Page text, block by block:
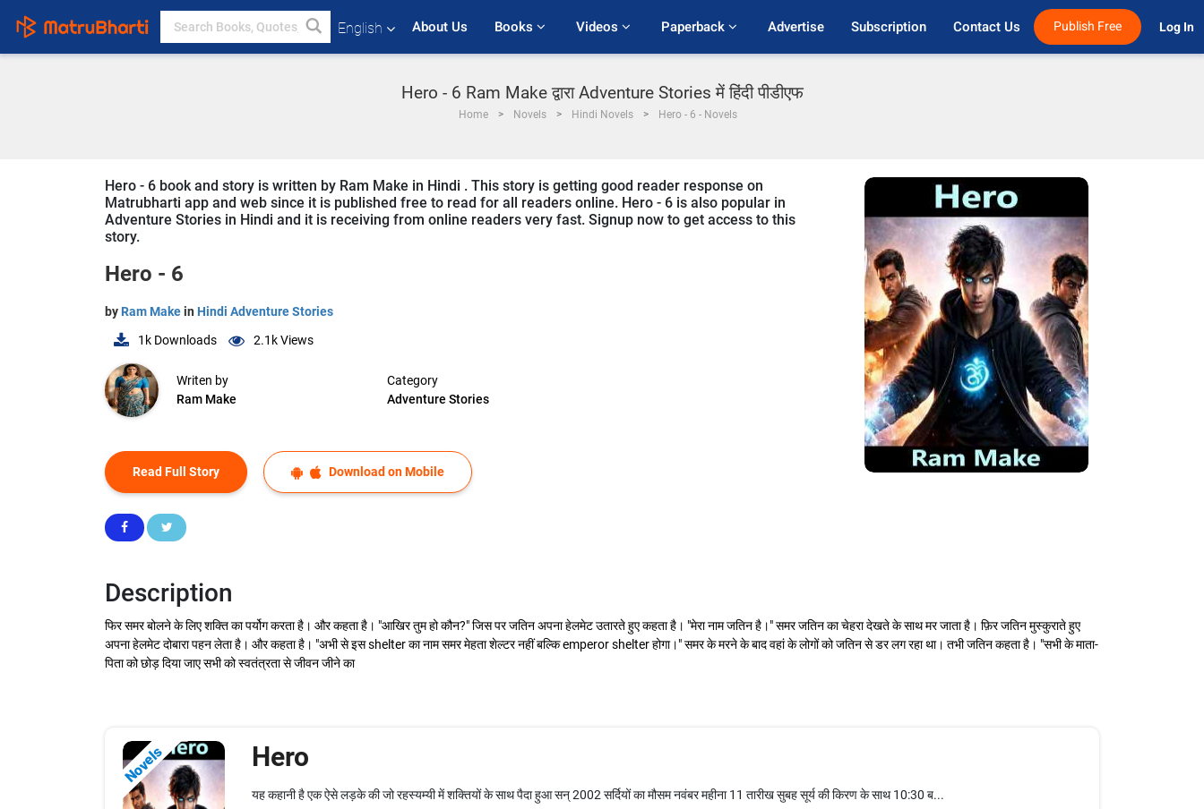
English About Us Books Videos Paperback Advertise Subscription Contact Us Publish Free Log In
Hero - 6 Ram Make द्वारा Adventure Stories में हिंदी पीडीएफ
Home Novels Hindi Novels Hero - 6 - Novels
Hero - 6 book and story is written by Ram Make in Hindi . This story is getting good reader response on
Matrubharti app and web since it is published free to read for all readers online. Hero - 6 is also popular in
Adventure Stories in Hindi and it is receiving from online readers very fast. Signup now to get access to this
story.
Hero - 6
by Ram Makein Hindi Adventure Stories
1k Downloads 2.1kViews
Writen by
Ram Make
Category
Adventure Stories
Read Full Story Download on Mobile
Description
फिर समर बोलने के लिए शक्ति का पर्योग करता है। और कहता है। "आखिर तुम हो कौन?" जिस पर जतिन अपना हेलमेट उतारते हुए कहता है। "मेरा नाम जतिन है।" समर जतिन का चेहरा देखते के साथ मर जाता है। फ़िर जतिन मुस्कुराते हुए
अपना हेलमेट दोबारा पहन लेता है। और कहता है। "अभी से इस shelter का नाम समर मेहता शेल्टर नहीं बल्कि emperor shelter होगा।" समर के मरने के बाद वहां के लोगों को जतिन से डर लग रहा था। तभी जतिन कहता है। "सभी के माता-
पिता को छोड़ दिया जाए सभी को स्वतंत्रता से जीवन जीने का
Novels Hero
यह कहानी है एक ऐसे लड़के की जो रहस्यम्यी में शक्तियों के साथ पैदा हुआ सन् 2002 सर्दियों का मौसम नवंबर महीना 11 तारीख सुबह सूर्य की किरण के साथ 10:30 ब...